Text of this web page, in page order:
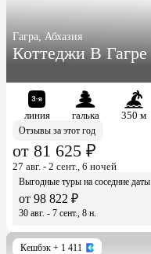
Гагра, Абхазия
Коттеджи В Гагре
линия галька 350 м
Отзывы за этот год
от 81 625 ₽
27 авг. - 2 сент., 6 ночей
Выгодные туры на соседние даты
от 98 822 ₽
30 авг. - 7 сент., 8 н.
Кешбэк + 1 411